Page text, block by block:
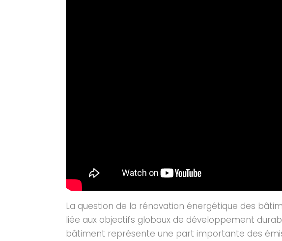
La question de la rénovation énergétique des
liée aux objectifs globaux de développement
bâtiment représente une part importante des